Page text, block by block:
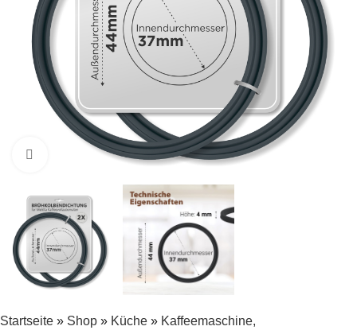
Zum Vergrößern klicken
Startseite » Shop » Küche » Kaffeemaschine,